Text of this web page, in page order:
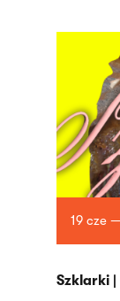
19 cze
­Szklarki